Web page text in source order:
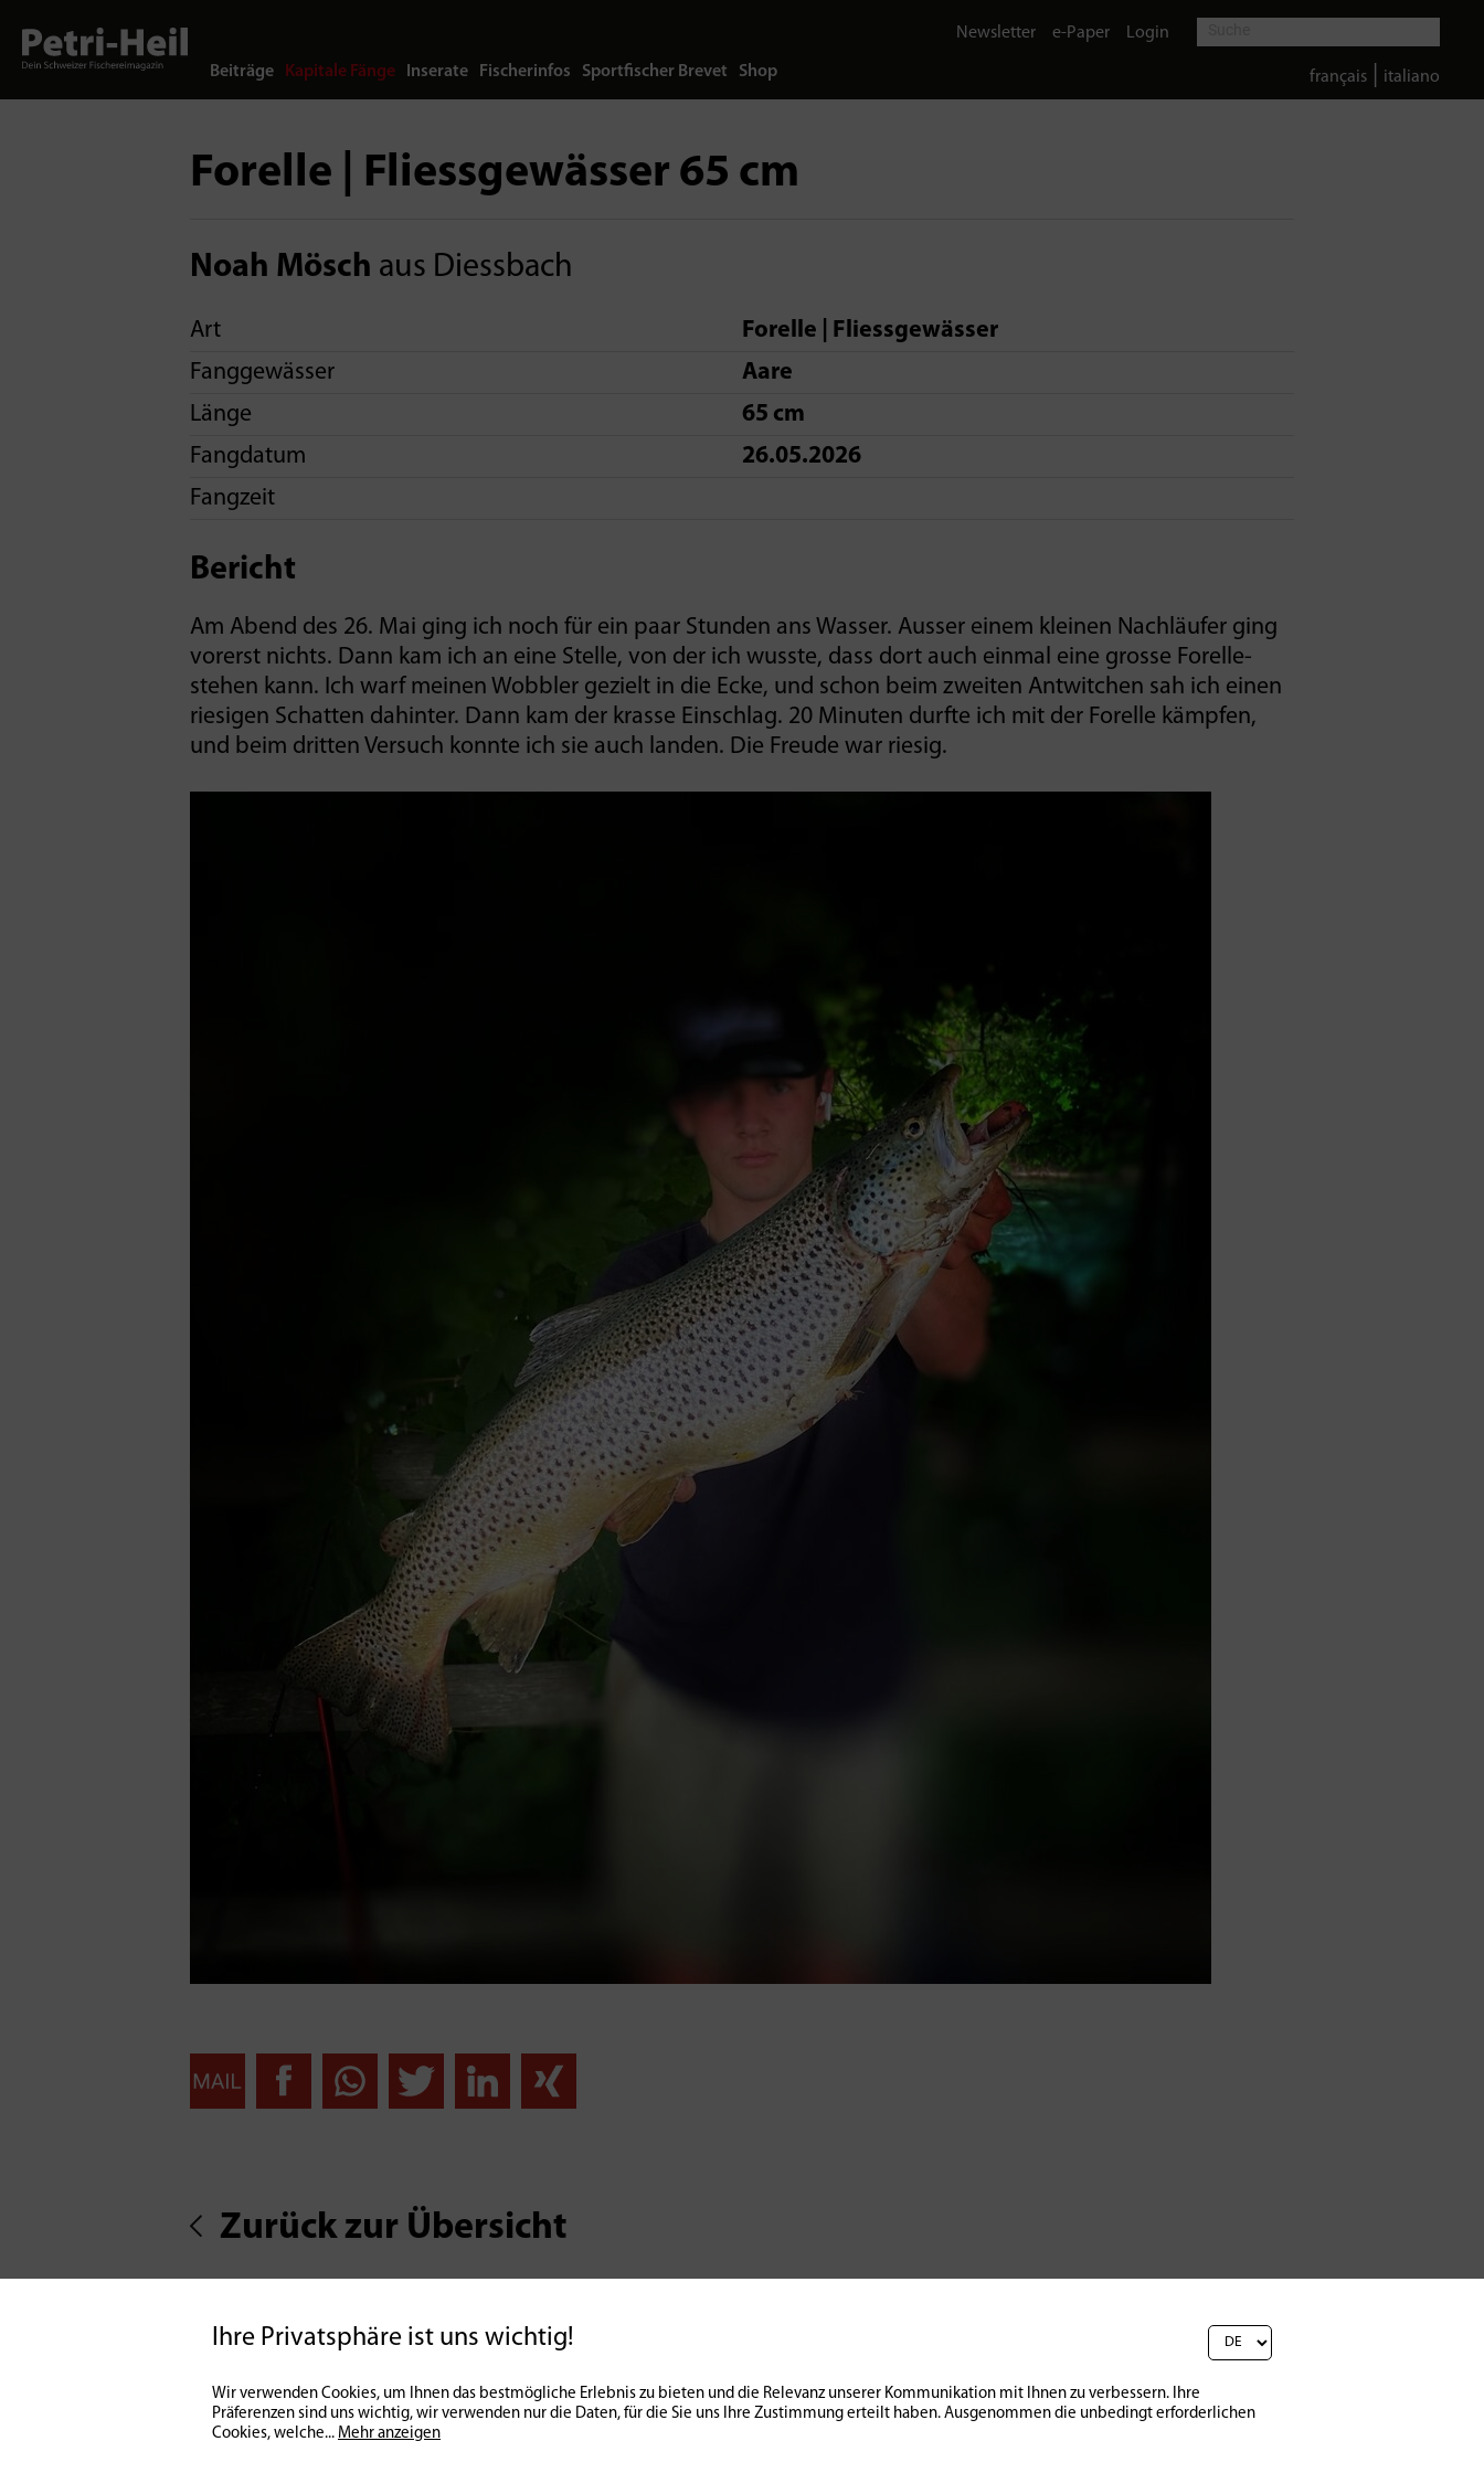
Beiträge Kapitale Fänge Inserate Fischerinfos Sportfischer Brevet Shop
Newsletter e-Paper Login
français italiano
Forelle | Fliessgewässer 65 cm
Noah Mösch aus Diessbach
Art
Forelle | Fliessgewässer
Fanggewässer
Aare
Länge
65 cm
Fangdatum
26.05.2026
Fangzeit
Bericht
Am Abend des 26. Mai ging ich noch für ein paar Stunden ans Wasser. Ausser einem kleinen Nachläufer ging
vorerst nichts. Dann kam ich an eine Stelle, von der ich wusste, dass dort auch einmal eine grosse Forelle­
stehen kann. Ich warf meinen Wobbler gezielt in die Ecke, und schon beim zweiten Antwitchen sah ich einen
riesigen Schatten dahinter. Dann kam der krasse Einschlag. 20 Minuten durfte ich mit der Forelle kämpfen,
und beim dritten Versuch konnte ich sie auch landen. Die Freude war riesig.
Zurück zur Übersicht
Ihre Privatsphäre ist uns wichtig!
Wir verwenden Cookies, um Ihnen das bestmögliche Erlebnis zu bieten und die Relevanz unserer Kommunikation mit Ihnen zu verbessern. Ihre
Präferenzen sind uns wichtig, wir verwenden nur die Daten, für die Sie uns Ihre Zustimmung erteilt haben. Ausgenommen die unbedingt erforderlichen
Cookies, welche... Mehr anzeigen